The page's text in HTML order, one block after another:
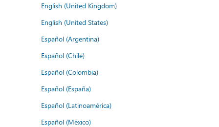
English (United Kingdom)
English (United States)
Español (Argentina)
Español (Chile)
Español (Colombia)
Español (España)
Español (Latinoamérica)
Español (México)